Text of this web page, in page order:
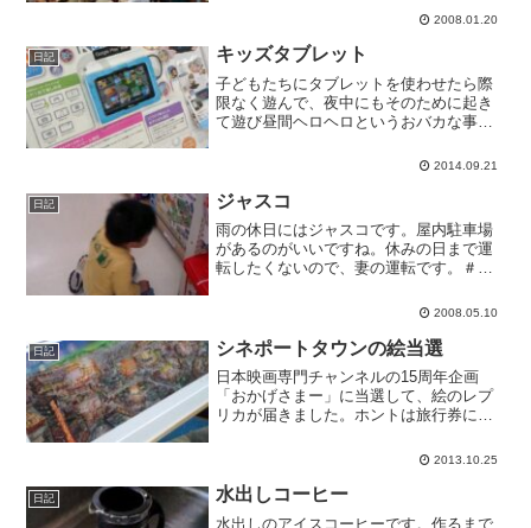
たが、普通にちゃんぽんでした。気軽に
のかな。
2008.01.20
日記 キッズタブレット
子どもたちにタブレットを使わせたら際
限なく遊んで、夜中にもそのために起き
て遊び昼間ヘロヘロというおバカな事態
るよう、キッズタブレットを導入するこ
キッズを卒業し...
2014.09.21
日記 ジャスコ
雨の休日にはジャスコです。屋内駐車場
があるのがいいですね。休みの日まで運
転したくないので、妻の運転です。＃
2008.05.10
日記 シネポートタウンの絵当選
日本映画専門チャンネルの15周年企画
「おかげさまー」に当選して、絵のレプ
リカが届きました。ホントは旅行券に応
かりしましたが、開いてみたらとても素
な。当選のきっかけになっ...
2013.10.25
日記 水出しコーヒー
水出しのアイスコーヒーです。作るまで